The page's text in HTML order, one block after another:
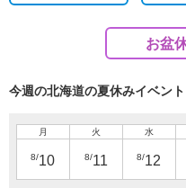
お盆
今週の北海道の夏休みイベン
月
8/10
火
8/11
水
8/12